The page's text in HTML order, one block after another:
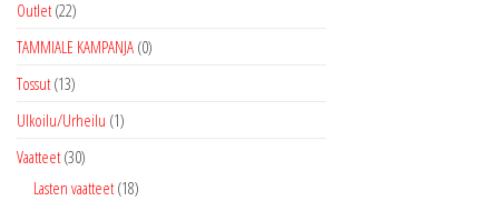
Outlet (22)
TAMMIALE KAMPANJA (0)
Tossut (13)
Ulkoilu/Urheilu (1)
Vaatteet (30)
Lasten vaatteet (18)